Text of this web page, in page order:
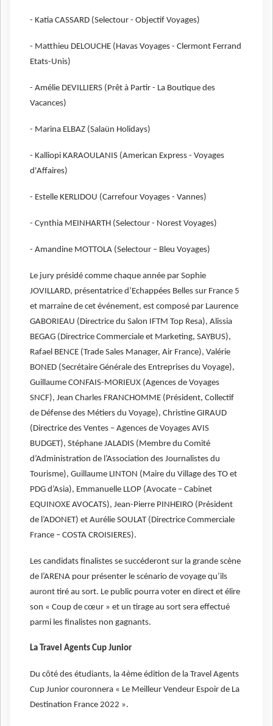
- Katia CASSARD (Selectour - Objectif Voyages)
- Matthieu DELOUCHE (Havas Voyages - Clermont Ferrand
Etats-Unis)
- Amélie DEVILLIERS (Prêt à Partir - La Boutique des
Vacances)
- Marina ELBAZ (Salaün Holidays)
- Kalliopi KARAOULANIS (American Express - Voyages
d'Affaires)
- Estelle KERLIDOU (Carrefour Voyages - Vannes)
- Cynthia MEINHARTH (Selectour - Norest Voyages)
- Amandine MOTTOLA (Selectour – Bleu Voyages)
Le jury présidé comme chaque année par Sophie
JOVILLARD, présentatrice d’Echappées Belles sur France 5
et marraine de cet événement, est composé par Laurence
GABORIEAU (Directrice du Salon IFTM Top Resa), Alissia
BEGAG (Directrice Commerciale et Marketing, SAYBUS),
Rafael BENCE (Trade Sales Manager, Air France), Valérie
BONED (Secrétaire Générale des Entreprises du Voyage),
Guillaume CONFAIS-MORIEUX (Agences de Voyages
SNCF), Jean Charles FRANCHOMME (Président, Collectif
de Défense des Métiers du Voyage), Christine GIRAUD
(Directrice des Ventes – Agences de Voyages AVIS
BUDGET), Stéphane JALADIS (Membre du Comité
d’Administration de l’Association des Journalistes du
Tourisme), Guillaume LINTON (Maire du Village des TO et
PDG d’Asia), Emmanuelle LLOP (Avocate – Cabinet
EQUINOXE AVOCATS), Jean-Pierre PINHEIRO (Président
de l’ADONET) et Aurélie SOULAT (Directrice Commerciale
France – COSTA CROISIERES).
Les candidats finalistes se succéderont sur la grande scène
de l’ARENA pour présenter le scénario de voyage qu’ils
auront tiré au sort. Le public pourra voter en direct et élire
son « Coup de cœur » et un tirage au sort sera effectué
parmi les finalistes non gagnants.
La Travel Agents Cup Junior
Du côté des étudiants, la 4ème édition de la Travel Agents
Cup Junior couronnera « Le Meilleur Vendeur Espoir de La
Destination France 2022 ».